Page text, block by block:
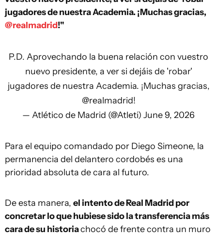
jugadores de nuestra Academia. ¡Muchas gracias,
@realmadrid!"
P.D. Aprovechando la buena relación con vuestro
nuevo presidente, a ver si dejáis de 'robar'
jugadores de nuestra Academia. ¡Muchas gracias,
@realmadrid!
— Atlético de Madrid (@Atleti) June 9, 2026
Para el equipo comandado por Diego Simeone, la
permanencia del delantero cordobés es una
prioridad absoluta de cara al futuro.
De esta manera, el intento de Real Madrid por
concretar lo que hubiese sido la transferencia más
cara de su historiachocó de frente contra un muro